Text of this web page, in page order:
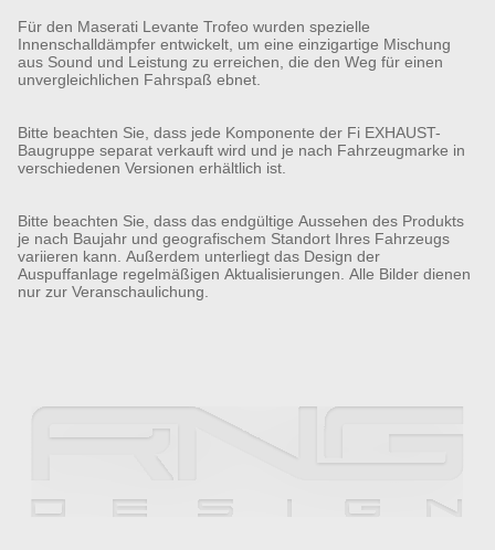
Für den Maserati Levante Trofeo wurden spezielle
Innenschalldämpfer entwickelt, um eine einzigartige Mischung
aus Sound und Leistung zu erreichen, die den Weg für einen
unvergleichlichen Fahrspaß ebnet.
Bitte beachten Sie, dass jede Komponente der Fi EXHAUST-
Baugruppe separat verkauft wird und je nach Fahrzeugmarke in
verschiedenen Versionen erhältlich ist.
Bitte beachten Sie, dass das endgültige Aussehen des Produkts
je nach Baujahr und geografischem Standort Ihres Fahrzeugs
variieren kann. Außerdem unterliegt das Design der
Auspuffanlage regelmäßigen Aktualisierungen. Alle Bilder dienen
nur zur Veranschaulichung.